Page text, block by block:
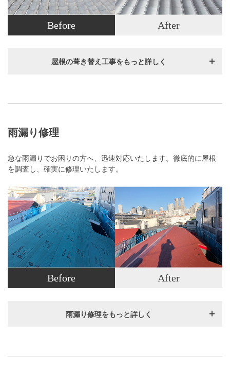
Before After
屋根の葺き替え工事をもっと詳しく
雨漏り修理
急な雨漏りでお困りの方へ、迅速対応いたします。徹底的に屋根
を調査し、確実に修理いたします。
Before After
雨漏り修理をもっと詳しく